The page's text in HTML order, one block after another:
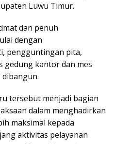
Luwu Timur.
dan penuh
dengan
pengguntingan pita,
gedung kantor dan mes
dibangun.
tersebut menjadi bagian
dalam menghadirkan
maksimal kepada
aktivitas pelayanan